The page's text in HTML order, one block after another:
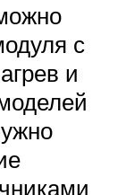
с
и